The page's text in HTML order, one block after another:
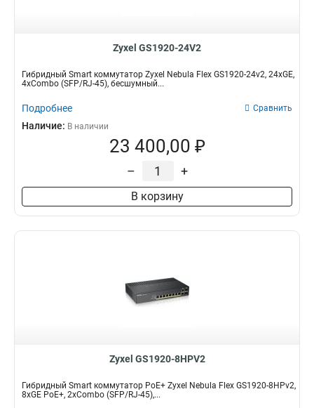
Zyxel GS1920-24V2
Гибридный Smart коммутатор Zyxel Nebula Flex GS1920-24v2, 24xGE,
4xCombo (SFP/RJ-45), бесшумный...
Подробнее Сравнить
Наличие: В наличии
23 400,00 ₽
– +
В корзину
Zyxel GS1920-8HPV2
Гибридный Smart коммутатор PoE+ Zyxel Nebula Flex GS1920-8HPv2,
8xGE PoE+, 2xCombo (SFP/RJ-45),...